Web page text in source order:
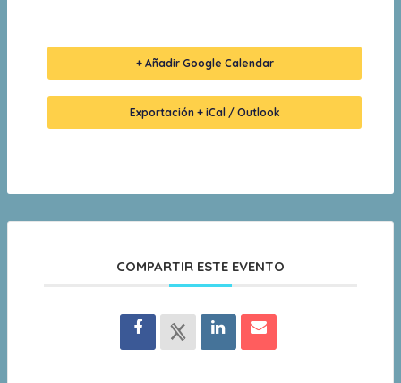
+ Añadir Google Calendar
Exportación + iCal / Outlook
COMPARTIR ESTE EVENTO